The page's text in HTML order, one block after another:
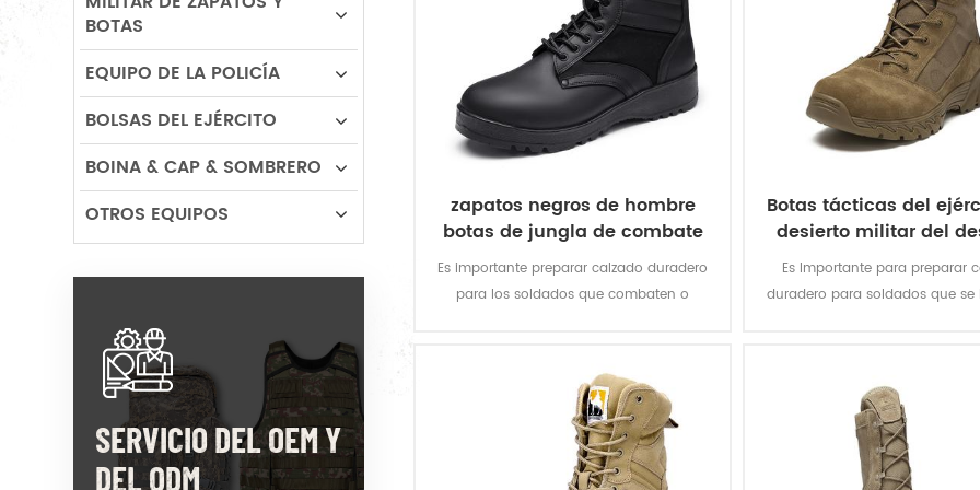
zapatos negros de hombre
botas de jungla de combate
militar de cuero genuino
Es importante preparar calzado duradero
para los soldados que combaten o
entornos hostiles, con superresistencia a
la abrasión
Botas tácticas del
desierto militar del
con cremallera
Es Importante para preparar
duradero para soldados que
estabilidad del tobillo y
adecuados para un ambiente
BOTAS
EQUIPO DE LA POLICÍA
BOLSAS DEL EJÉRCITO
BOINA & CAP & SOMBRERO
OTROS EQUIPOS
SERVICIO DEL OEM Y
DEL ODM